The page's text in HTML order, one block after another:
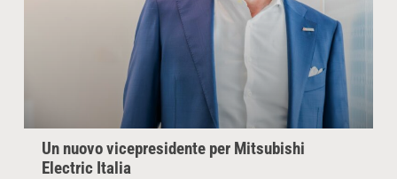
Un nuovo vicepresidente per Mitsubishi
Electric Italia